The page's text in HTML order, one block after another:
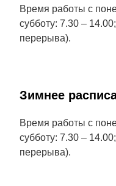
Время работы с
субботу: 7.30 –
перерыва).
Зимнее
Время работы с
субботу: 7.30 –
перерыва).